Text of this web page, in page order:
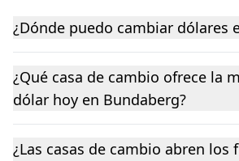
¿Dónde puedo cambiar dólares
¿Qué casa de cambio ofrece la
dólar hoy en Bundaberg?
¿Las casas de cambio abren los